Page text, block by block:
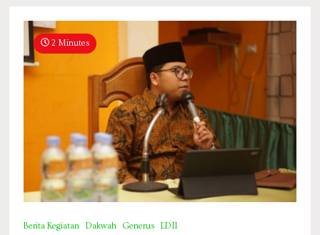
2 Minutes
Berita Kegiatan Dakwah Generus LDII